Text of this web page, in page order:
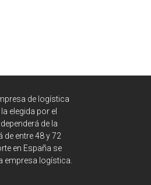
de logística
elegida por el
de la
de entre 48 y 72
en España se
empresa logística.